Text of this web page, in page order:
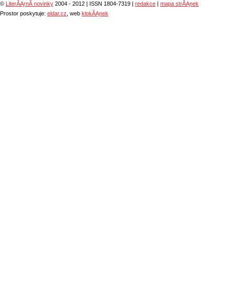
© LiterĂĄrnĂ­ novinky 2004 - 2012 | ISSN 1804-7319 | redakce
mapa strĂĄnek
Prostor poskytuje: eldar.cz , web klokĂĄnek